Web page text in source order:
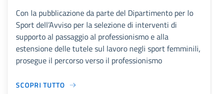
Con la pubblicazione da parte del Dipartimento per lo
Sport dell’Avviso per la selezione di interventi di
supporto al passaggio al professionismo e alla
estensione delle tutele sul lavoro negli sport femminili,
prosegue il percorso verso il professionismo
SCOPRI TUTTO